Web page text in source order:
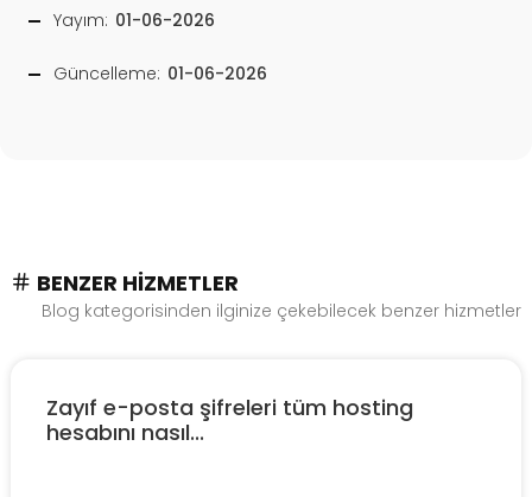
Yayım: 01-06-2026
Güncelleme: 01-06-2026
BENZER HIZMETLER
Blog kategorisinden ilginize çekebilecek benzer hizmetler
Zayıf e-posta şifreleri tüm hosting
hesabını nasıl...